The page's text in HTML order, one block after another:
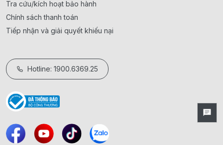
Tra cứu/kích hoạt bảo hành
Chính sách thanh toán
Tiếp nhận và giải quyết khiếu nại
Hotline: 1900.6369.25